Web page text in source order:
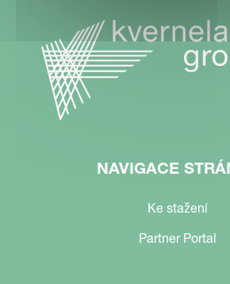
NAVIGACE
Ke stažení
Partner Portal